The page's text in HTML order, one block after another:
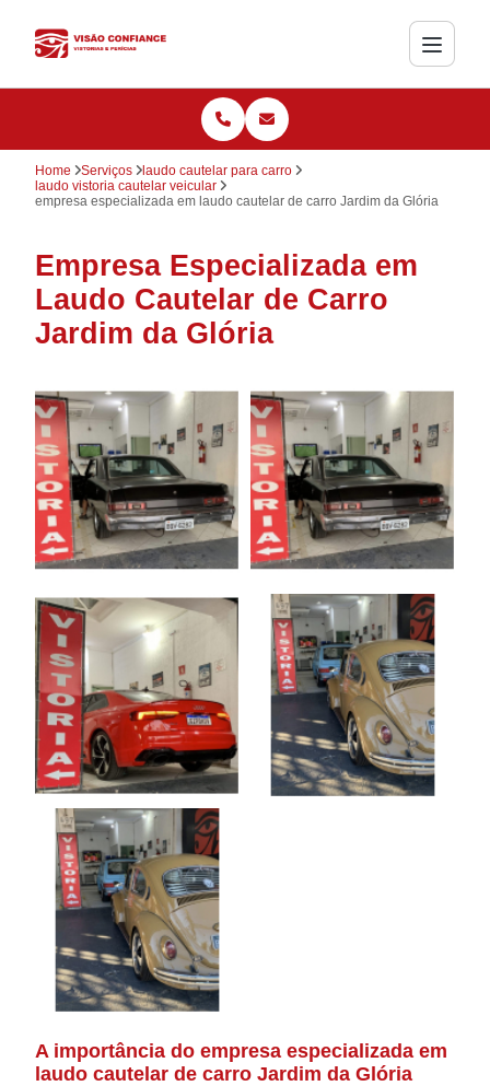
Home Serviços
laudo cautelar para carro
laudo vistoria cautelar veicular
empresa especializada em laudo cautelar de carro Jardim da Glória
Empresa Especializada em
Laudo Cautelar de Carro
Jardim da Glória
A importância do empresa especializada em
laudo cautelar de carro Jardim da Glória